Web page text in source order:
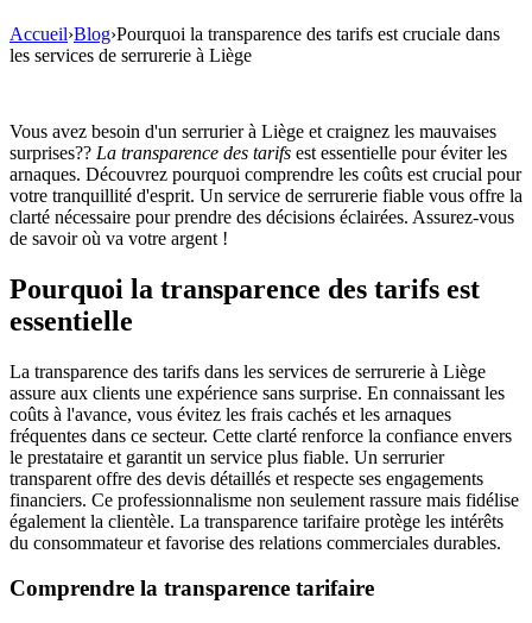
Accueil›Blog›Pourquoi la transparence des tarifs est cruciale dans
les services de serrurerie à Liège
Vous avez besoin d'un serrurier à Liège et craignez les mauvaises
surprises?? La transparence des tarifs est essentielle pour éviter les
arnaques. Découvrez pourquoi comprendre les coûts est crucial pour
votre tranquillité d'esprit. Un service de serrurerie fiable vous offre la
clarté nécessaire pour prendre des décisions éclairées. Assurez-vous
de savoir où va votre argent !
Pourquoi la transparence des tarifs est
essentielle
La transparence des tarifs dans les services de serrurerie à Liège
assure aux clients une expérience sans surprise. En connaissant les
coûts à l'avance, vous évitez les frais cachés et les arnaques
fréquentes dans ce secteur. Cette clarté renforce la confiance envers
le prestataire et garantit un service plus fiable. Un serrurier
transparent offre des devis détaillés et respecte ses engagements
financiers. Ce professionnalisme non seulement rassure mais fidélise
également la clientèle. La transparence tarifaire protège les intérêts
du consommateur et favorise des relations commerciales durables.
Comprendre la transparence tarifaire